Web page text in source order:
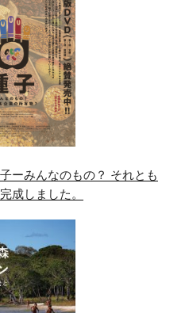
ーみんなのもの？ それとも
成しました。